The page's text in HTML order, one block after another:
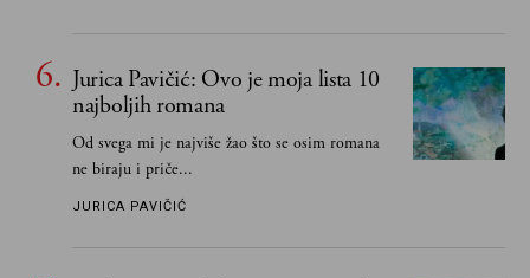
Jurica Pavičić: Ovo je moja lista 10
najboljih romana
Od svega mi je najviše žao što se osim romana
ne biraju i priče...
JURICA PAVIČIĆ